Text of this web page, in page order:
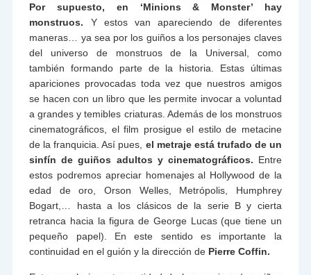
Por supuesto, en ‘Minions & Monster’ hay
monstruos. Y estos van apareciendo de diferentes
maneras… ya sea por los guiños a los personajes claves
del universo de monstruos de la Universal, como
también formando parte de la historia. Estas últimas
apariciones provocadas toda vez que nuestros amigos
se hacen con un libro que les permite invocar a voluntad
a grandes y temibles criaturas. Además de los monstruos
cinematográficos, el film prosigue el estilo de metacine
de la franquicia. Así pues, el metraje está trufado de un
sinfín de guiños adultos y cinematográficos. Entre
estos podremos apreciar homenajes al Hollywood de la
edad de oro, Orson Welles, Metrópolis, Humphrey
Bogart,… hasta a los clásicos de la serie B y cierta
retranca hacia la figura de George Lucas (que tiene un
pequeño papel). En este sentido es importante la
continuidad en el guión y la dirección de Pierre Coffin.